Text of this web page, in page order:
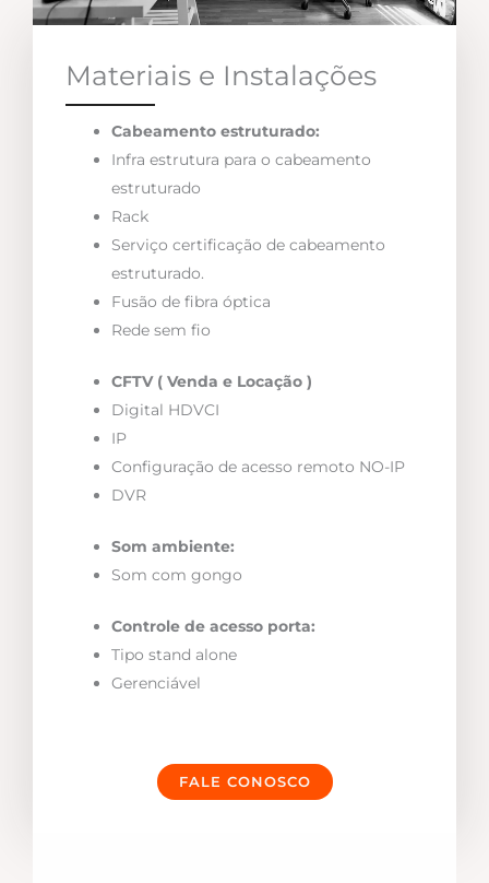
Materiais e Instalações
Cabeamento estruturado:
Infra estrutura para o cabeamento
estruturado
Rack
Serviço certificação de cabeamento
estruturado.
Fusão de fibra óptica
Rede sem fio
CFTV ( Venda e Locação )
Digital HDVCI
IP
Configuração de acesso remoto NO-IP
DVR
Som ambiente:
Som com gongo
Controle de acesso porta:
Tipo stand alone
Gerenciável
FALE CONOSCO